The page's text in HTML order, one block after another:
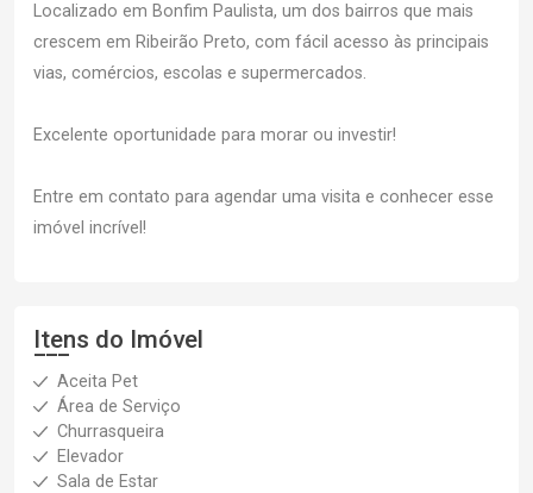
Localizado em Bonfim Paulista, um dos bairros que mais
crescem em Ribeirão Preto, com fácil acesso às principais
vias, comércios, escolas e supermercados.
Excelente oportunidade para morar ou investir!
Entre em contato para agendar uma visita e conhecer esse
imóvel incrível!
Itens do Imóvel
Aceita Pet
Área de Serviço
Churrasqueira
Elevador
Sala de Estar